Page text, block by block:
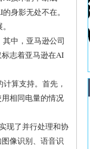
身影无处不在。
中，亚马逊公司
志着亚马逊在AI
算支持。首先，
相同电量的情况
现了并行处理和协
像识别、语音识